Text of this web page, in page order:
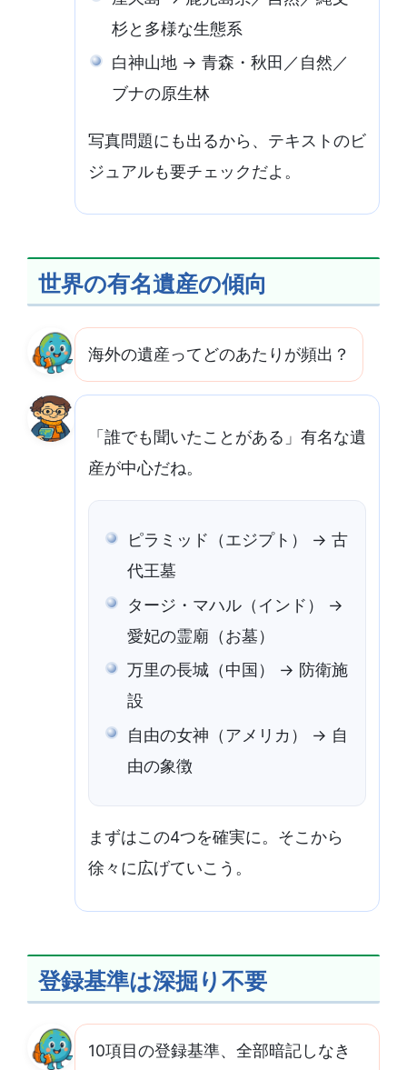
杉と多様な生態系
白神山地 → 青森・秋田／自然／
ブナの原生林
写真問題にも出るから、テキストのビ
ジュアルも要チェックだよ。
世界の有名遺産の傾向
海外の遺産ってどのあたりが頻出？
「誰でも聞いたことがある」有名な遺
産が中心だね。
ピラミッド（エジプト） → 古
代王墓
タージ・マハル（インド） →
愛妃の霊廟（お墓）
万里の長城（中国） → 防衛施
設
自由の女神（アメリカ） → 自
由の象徴
まずはこの4つを確実に。そこから
徐々に広げていこう。
登録基準は深掘り不要
10項目の登録基準、全部暗記しなき